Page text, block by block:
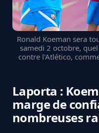
Ronald Koeman sera
samedi 2 octobre,
contre l'Atlético,
Laporta :
marge de
nombreuses